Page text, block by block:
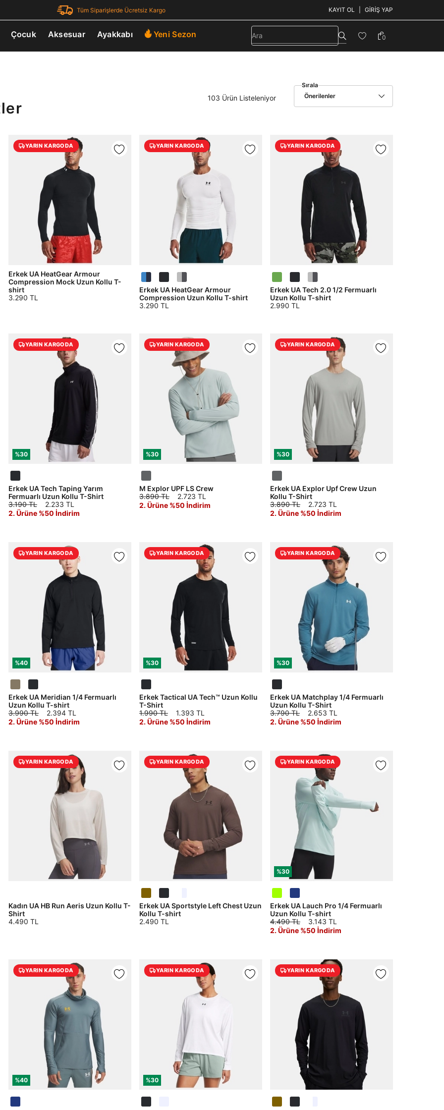
DOĞRU UNDER ARMOUR
SİTESİNDE MİSİNİZ?
Tüm Siparişlerde Ücretsiz Kargo KAYIT OL GIRIŞ YAP
Giriş Yap
E-posta Adresi *
Çocuk Aksesuar Ayakkabı Yeni Sezon 0
103 Ürün Listeleniyor Önerilenler
Sırala
YARIN KARGODA
Erkek UA HeatGear Armour
Compression Mock Uzun Kollu T-
shirt
3.290 TL
YARIN KARGODA
Erkek UA HeatGear Armour
Compression Uzun Kollu T-shirt
3.290 TL
YARIN KARGODA
Erkek UA Tech 2.0 1/2 Fermuarlı
Uzun Kollu T-shirt
2.990 TL
%30
YARIN KARGODA
Erkek UA Tech Taping Yarım
Fermuarlı Uzun Kollu T-Shirt
3.190 TL
2.233 TL
2. Ürüne %50 İndirim
%30
YARIN KARGODA
M Explor UPF LS Crew
3.890 TL
2.723 TL
2. Ürüne %50 İndirim
%30
YARIN KARGODA
Erkek UA Explor Upf Crew Uzun
Kollu T-Shirt
3.890 TL
2.723 TL
2. Ürüne %50 İndirim
%40
YARIN KARGODA
Erkek UA Meridian 1/4 Fermuarlı
Uzun Kollu T-shirt
3.990 TL
2.394 TL
2. Ürüne %50 İndirim
%30
YARIN KARGODA
Erkek Tactical UA Tech™ Uzun Kollu
T-Shirt
1.990 TL
1.393 TL
2. Ürüne %50 İndirim
%30
YARIN KARGODA
Erkek UA Matchplay 1/4 Fermuarlı
Uzun Kollu T-Shirt
3.790 TL
2.653 TL
2. Ürüne %50 İndirim
YARIN KARGODA
Kadın UA HB Run Aeris Uzun Kollu T-
Shirt
4.490 TL
YARIN KARGODA
Erkek UA Sportstyle Left Chest Uzun
Kollu T-shirt
2.490 TL
%30
YARIN KARGODA
Erkek UA Lauch Pro 1/4 Fermuarlı
Uzun Kollu T-shirt
4.490 TL
3.143 TL
2. Ürüne %50 İndirim
%40
YARIN KARGODA
%30
YARIN KARGODA YARIN KARGODA
Term Of Use
Parola yenileme isteği için e-posta adresinizi giriniz.
E-posta adresi
Giriş Sayfasına Dön
Daha hızlı ödeme. Hızlı sipariş takibi.
Kolay iade ve değişim.